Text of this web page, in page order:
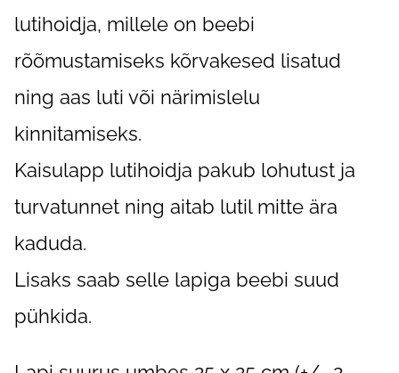
lutihoidja, millele on beebi
rõõmustamiseks kõrvakesed lisatud
ning aas luti või närimislelu
kinnitamiseks.
Kaisulapp lutihoidja pakub lohutust ja
turvatunnet ning aitab lutil mitte ära
kaduda.
Lisaks saab selle lapiga beebi suud
pühkida.